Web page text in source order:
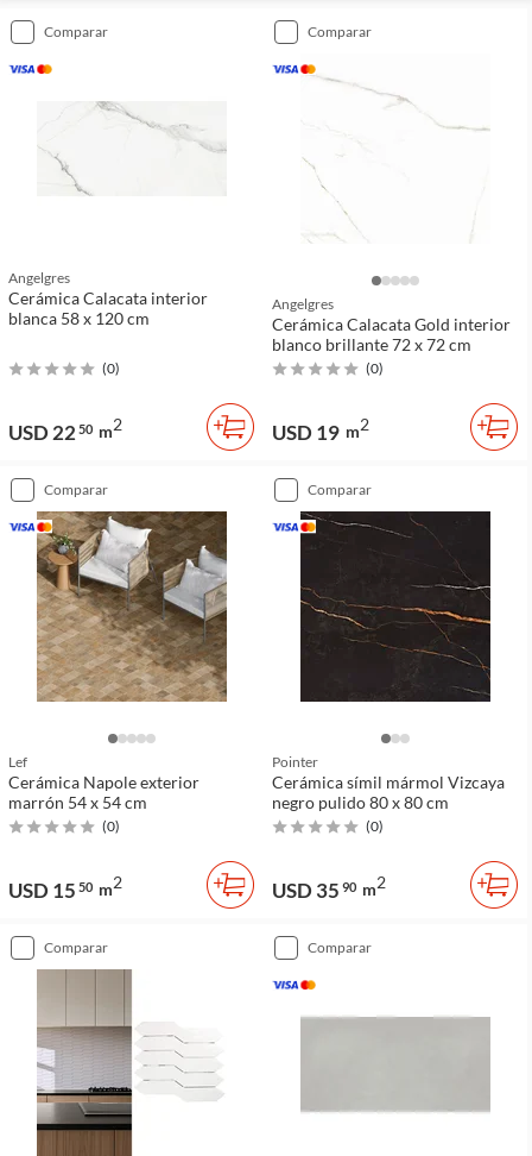
comparar
Angelgres
Cerámica Calacata interior
blanca 58 x 120 cm
(0)
USD 22 50 m2
comparar
Angelgres
Cerámica Calacata Gold interior
blanco brillante 72 x 72 cm
(0)
USD 19 m2
comparar
Lef
Cerámica Napole exterior
marrón 54 x 54 cm
(0)
USD 15 50 m2
comparar
Pointer
Cerámica símil mármol Vizcaya
negro pulido 80 x 80 cm
(0)
USD 35 90 m2
comparar comparar